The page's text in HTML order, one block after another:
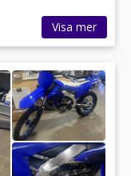
Visa mer